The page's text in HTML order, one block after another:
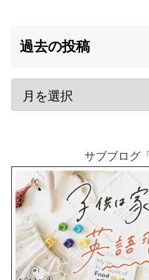
過去の投稿
サブブログ